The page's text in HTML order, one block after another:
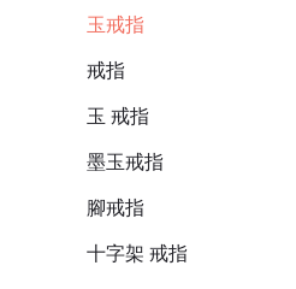
玉戒指
戒指
玉 戒指
墨玉戒指
腳戒指
十字架 戒指